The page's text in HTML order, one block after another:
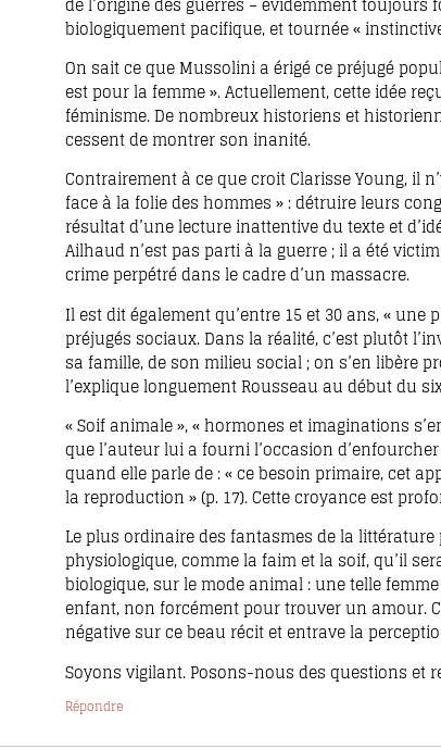
biologiquement pacifique, et tournée «
On sait ce que Mussolini a érigé ce préjugé
est pour la femme ». Actuellement, cette idée
féminisme. De nombreux historiens et
cessent de montrer son inanité.
Contrairement à ce que croit Clarisse Young, il
face à la folie des hommes » : détruire leurs
résultat d’une lecture inattentive du texte et
Ailhaud n’est pas parti à la guerre ; il a été
crime perpétré dans le cadre d’un massacre.
Il est dit également qu’entre 15 et 30 ans, «
préjugés sociaux. Dans la réalité, c’est plutôt
sa famille, de son milieu social ; on s’en libère
l’explique longuement Rousseau au début du
« Soif animale », « hormones et imaginations
que l’auteur lui a fourni l’occasion
quand elle parle de : « ce besoin primaire, cet
la reproduction » (p. 17). Cette croyance est
Le plus ordinaire des fantasmes de la
physiologique, comme la faim et la soif, qu’il
biologique, sur le mode animal : une telle
enfant, non forcément pour trouver un amour.
négative sur ce beau récit et entrave la
Soyons vigilant. Posons-nous des questions et
Répondre